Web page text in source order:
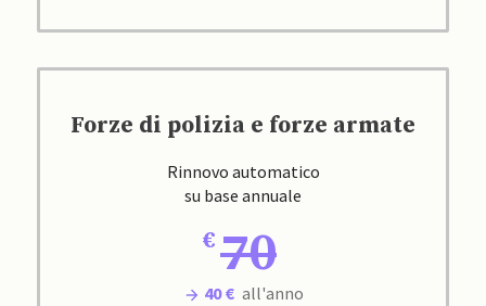
Forze di polizia e forze armate
Rinnovo automatico
su base annuale
70
40 € all'anno